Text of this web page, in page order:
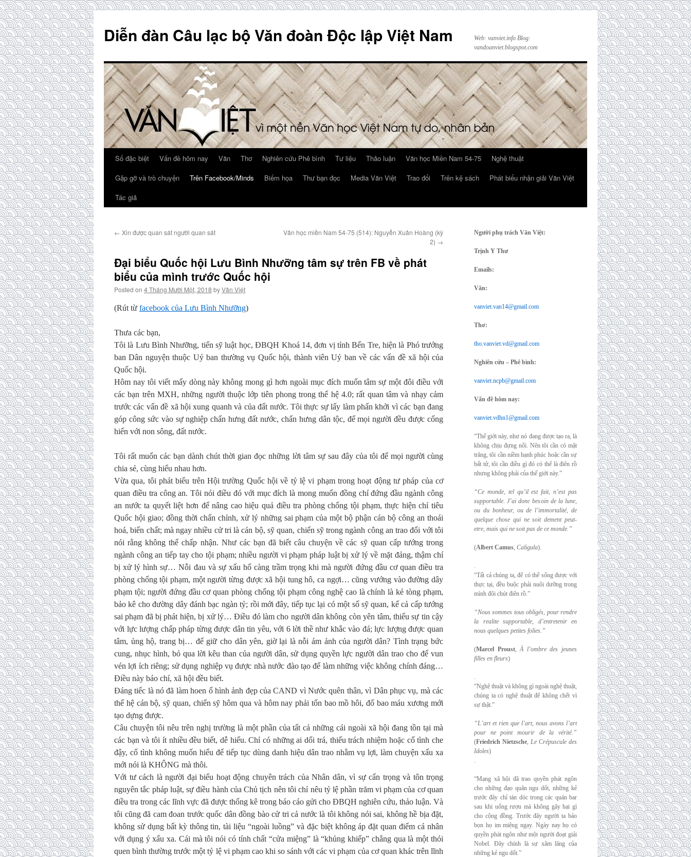
content
Diễn đàn Câu lạc bộ Văn đoàn Độc lập Việt Nam
Web: vanviet.info Blog:
vandoanviet.blogspot.com
Số đặc biệt Vấn đề hôm nay Văn Thơ Nghiên cứu Phê bình Tư liệu Thảo luận Văn học Miền Nam 54-75
Nghệ thuật
Gặp gỡ và trò chuyện
Trên Facebook/Minds Biếm họa Thư bạn đọc Media Văn Việt Trao đổi Trên kệ sách
Phát biểu nhận giải Văn Việt
Tác giả
← Xin được quan sát người quan sát
Văn học miền Nam 54-75 (514): Nguyễn Xuân Hoàng (kỳ
2) →
Đại biểu Quốc hội Lưu Bình Nhưỡng tâm sự trên FB về phát
biểu của mình trước Quốc hội
Posted on 4 Tháng Mười Một, 2018 byVăn Việt
(Rút từ facebook của Lưu Bình Nhưỡng)
Thưa các bạn,
Tôi là Lưu Bình Nhưỡng, tiến sỹ luật học, ĐBQH Khoá 14, đơn vị tỉnh Bến Tre, hiện là Phó trưởng
ban Dân nguyện thuộc Uỷ ban thường vụ Quốc hội, thành viên Uỷ ban về các vấn đề xã hội của
Quốc hội.
Hôm nay tôi viết mấy dòng này không mong gì hơn ngoài mục đích muốn tâm sự một đôi điều với
các bạn trên MXH, những người thuộc lớp tiên phong trong thế hệ 4.0; rất quan tâm và nhạy cảm
trước các vấn đề xã hội xung quanh và của đất nước. Tôi thực sự lấy làm phấn khởi vì các bạn đang
góp công sức vào sự nghiệp chấn hưng đất nước, chấn hưng dân tộc, để mọi người đều được cống
hiến với non sông, đất nước.
Tôi rất muốn các bạn dành chút thời gian đọc những lời tâm sự sau đây của tôi để mọi người cùng
chia sẻ, cùng hiểu nhau hơn.
Vừa qua, tôi phát biểu trên Hội trường Quốc hội về tỷ lệ vi phạm trong hoạt động tư pháp của cơ
quan điều tra công an. Tôi nói điều đó với mục đích là mong muốn đồng chí đứng đầu ngành công
an nước ta quyết liệt hơn để nâng cao hiệu quả điều tra phòng chống tội phạm, thực hiện chỉ tiêu
Quốc hội giao; đồng thời chấn chỉnh, xử lý những sai phạm của một bộ phận cán bộ công an thoái
hoá, biến chất; mà ngay nhiều cử tri là cán bộ, sỹ quan, chiến sỹ trong ngành công an trao đổi với tôi
nói rằng không thể chấp nhận. Như các bạn đã biết câu chuyện về các sỹ quan cấp tướng trong
ngành công an tiếp tay cho tội phạm; nhiều người vi phạm pháp luật bị xử lý về mặt đảng, thậm chí
bị xử lý hình sự… Nỗi đau và sự xấu hổ càng trầm trọng khi mà người đứng đầu cơ quan điều tra
phòng chống tội phạm, một người từng được xã hội tung hô, ca ngợi… cũng vướng vào đường dây
phạm tội; người đứng đầu cơ quan phòng chống tội phạm công nghệ cao là chính là kẻ tòng phạm,
bảo kê cho đường dây đánh bạc ngàn tỷ; rồi mới đây, tiếp tục lại có một số sỹ quan, kể cả cấp tướng
sai phạm đã bị phát hiện, bị xử lý… Điều đó làm cho người dân không còn yên tâm, thiếu sự tin cậy
với lực lượng chấp pháp từng được dân tin yêu, với 6 lời thề như khắc vào đá; lực lượng được quan
tâm, ủng hộ, trang bị… để giữ cho dân yên, giờ lại là nỗi ám ảnh của người dân? Tình trạng bức
cung, nhục hình, bỏ qua lời kêu than của người dân, sử dụng quyền lực người dân trao cho để vun
vén lợi ích riêng; sử dụng nghiệp vụ được nhà nước đào tạo để làm những việc không chính đáng…
Điều này báo chí, xã hội đều biết.
Đáng tiếc là nó đã làm hoen ố hình ảnh đẹp của CAND vì Nước quên thân, vì Dân phục vụ, mà các
thế hệ cán bộ, sỹ quan, chiến sỹ hôm qua và hôm nay phải tốn bao mồ hôi, đổ bao máu xương mới
tạo dựng được.
Câu chuyện tôi nêu trên nghị trường là một phần của tất cả những cái ngoài xã hội đang tồn tại mà
các bạn và tôi ít nhiều đều biết, dễ hiểu. Chỉ có những ai dối trá, thiếu trách nhiệm hoặc cố tình che
đậy, cố tình không muốn hiểu để tiếp tục dùng danh hiệu dân trao nhằm vụ lợi, làm chuyện xấu xa
mới nói là KHÔNG mà thôi.
Với tư cách là người đại biểu hoạt động chuyên trách của Nhân dân, vì sự cẩn trọng và tôn trọng
nguyên tắc pháp luật, sự điều hành của Chủ tịch nên tôi chỉ nêu tỷ lệ phần trăm vi phạm của cơ quan
điều tra trong các lĩnh vực đã được thống kê trong báo cáo gửi cho ĐBQH nghiên cứu, thảo luận. Và
tôi cũng đã cam đoan trước quốc dân đồng bào cử tri cả nước là tôi không nói sai, không hề bịa đặt,
không sử dụng bất kỳ thông tin, tài liệu “ngoài luồng” và đặc biệt không áp đặt quan điểm cá nhân
với dụng ý xấu xa. Cái mà tôi nói có tính chất “cửa miệng” là “khủng khiếp” chẳng qua là một thói
quen bình thường trước một tỷ lệ vi phạm cao khi so sánh với các vi phạm của cơ quan khác trên lĩnh
Người phụ trách Văn Việt:
Trịnh Y Thư
Emails:
Văn:
vanviet.van14@gmail.com
Thơ:
tho.vanviet.vd@gmail.com
Nghiên cứu – Phê bình:
vanviet.ncpb@gmail.com
Vấn đề hôm nay:
vanviet.vdhn1@gmail.com
“Thế giới này, như nó đang được tạo ra, là
không chịu đựng nổi. Nên tôi cần có mặt
trăng, tôi cần niềm hạnh phúc hoặc cần sự
bất tử, tôi cần điều gì đó có thể là điên rồ
nhưng không phải của thế giới này.”
“Ce monde, tel qu’il est fait, n’est pas
supportable. J’ai donc besoin de la lune,
ou du bonheur, ou de l’immortalité, de
quelque chose qui ne soit dement peut-
etre, mais qui ne soit pas de ce monde.”
(Albert Camus, Caligula).
.
“Tất cả chúng ta, để có thể sống được với
thực tại, đều buộc phải nuôi dưỡng trong
mình đôi chút điên rồ.”
“Nous sommes tous obligés, pour rendre
la realite supportable, d’entretenir en
nous quelques petites folies.”
(Marcel Proust,À l’ombre des jeunes
filles en fleurs)
.
“Nghệ thuật và không gì ngoài nghệ thuật,
chúng ta có nghệ thuật để không chết vì
sự thật.”
“L’art et rien que l’art, nous avons l’art
pour ne point mourir de la vérité.”
(Friedrich Nietzsche, Le Crépuscule des
Idoles)
.
“Mạng xã hội đã trao quyền phát ngôn
cho những đạo quân ngu dốt, những kẻ
trước đây chỉ tán dóc trong các quán bar
sau khi uống rượu mà không gây hại gì
cho cộng đồng. Trước đây người ta bảo
bọn họ im miệng ngay. Ngày nay họ có
quyền phát ngôn như một người đoạt giải
Nobel. Đây chính là sự xâm lăng của
những kẻ ngu dốt.”